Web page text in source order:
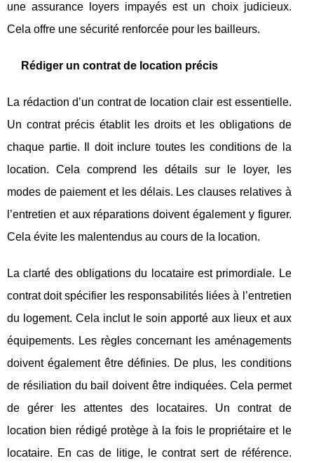
une assurance loyers impayés est un choix judicieux.
Cela offre une sécurité renforcée pour les bailleurs.
Rédiger un contrat de location précis
La rédaction d’un contrat de location clair est essentielle.
Un contrat précis établit les droits et les obligations de
chaque partie. Il doit inclure toutes les conditions de la
location. Cela comprend les détails sur le loyer, les
modes de paiement et les délais. Les clauses relatives à
l’entretien et aux réparations doivent également y figurer.
Cela évite les malentendus au cours de la location.
La clarté des obligations du locataire est primordiale. Le
contrat doit spécifier les responsabilités liées à l’entretien
du logement. Cela inclut le soin apporté aux lieux et aux
équipements. Les règles concernant les aménagements
doivent également être définies. De plus, les conditions
de résiliation du bail doivent être indiquées. Cela permet
de gérer les attentes des locataires. Un contrat de
location bien rédigé protège à la fois le propriétaire et le
locataire. En cas de litige, le contrat sert de référence.